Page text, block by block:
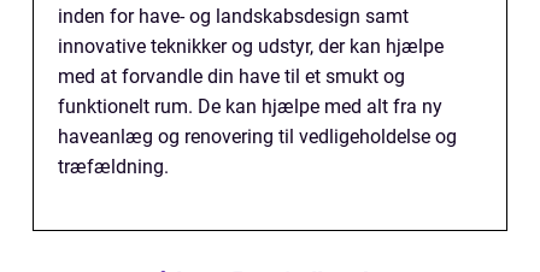
inden for have- og landskabsdesign samt
innovative teknikker og udstyr, der kan hjælpe
med at forvandle din have til et smukt og
funktionelt rum. De kan hjælpe med alt fra ny
haveanlæg og renovering til vedligeholdelse og
træfældning.